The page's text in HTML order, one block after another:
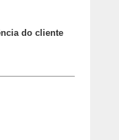
do cliente